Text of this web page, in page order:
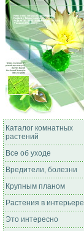
Каталог комнатных
растений
Все об уходе
Вредители, болезни
Крупным планом
Растения в интерьере
Это интересно